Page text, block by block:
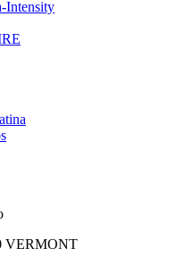
Intensity
VERMONT